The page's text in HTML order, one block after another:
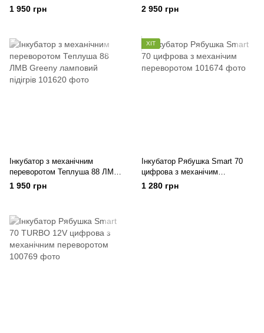
Greeny на 88 яєць
1 950 грн
Greeny з можливістю
підключення 12В акумулятора
2 950 грн
Інкубатор з механічним
переворотом Теплуша 88 ЛМВ
Greeny ламповий підігрів
1 950 грн
ХІТ
Інкубатор Рябушка Smart 70
цифрова з механічим
переворотом
1 280 грн